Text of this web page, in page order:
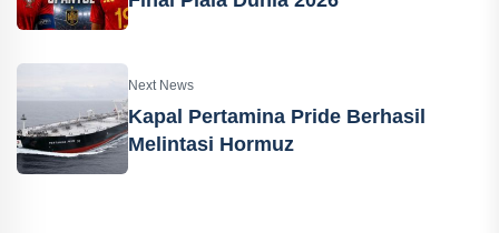
Next News
Kapal Pertamina Pride Berhasil
Melintasi Hormuz